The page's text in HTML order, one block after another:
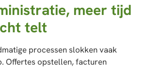
meer tijd
telt
processen slokken vaak
Offertes opstellen, facturen